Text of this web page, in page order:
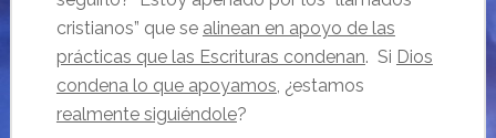
cristianos” que se alinean en apoyo de las
prácticas que las Escrituras condenan. Si Dios
condena lo que apoyamos, ¿estamos
realmente siguiéndole?